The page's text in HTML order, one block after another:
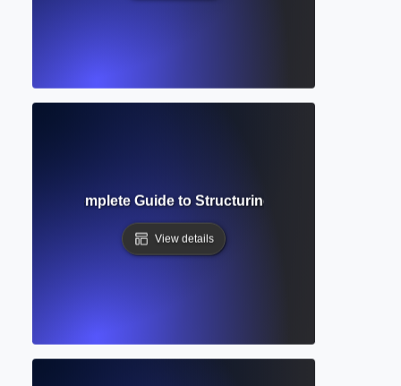
Complete Guide to Structuring Academic
View details